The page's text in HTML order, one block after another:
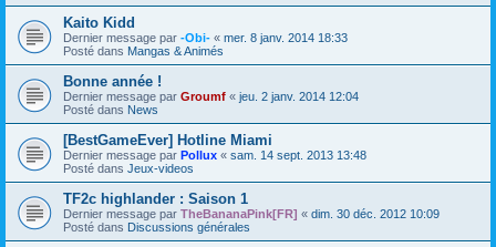
Kaito Kidd
Dernier message par -Obi- « mer. 8 janv. 2014 18:33
Posté dans Mangas & Animés
Bonne année !
Dernier message par Groumf « jeu. 2 janv. 2014 12:04
Posté dans News
[BestGameEver] Hotline Miami
Dernier message par Pollux « sam. 14 sept. 2013 13:48
Posté dans Jeux-videos
TF2c highlander : Saison 1
Dernier message par TheBananaPink[FR] « dim. 30 déc. 2012 10:09
Posté dans Discussions générales